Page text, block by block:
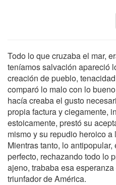
Todo lo que cruzaba el mar,
teníamos salvación apareció
creación de pueblo,
comparó lo malo con lo
hacía creaba el gusto
propia factura y ciegamente,
estoicamente, prestó su
mismo y su repudio heroico
Mientras tanto, lo
perfecto, rechazando todo lo
ajeno, trababa esa
triunfador de América.